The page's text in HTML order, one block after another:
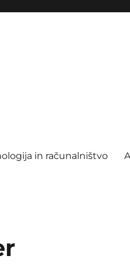
in računalništvo